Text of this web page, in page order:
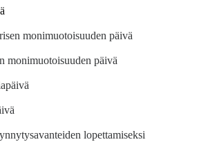
monimuotoisuuden päivä
monimuotoisuuden päivä
lopettamiseksi